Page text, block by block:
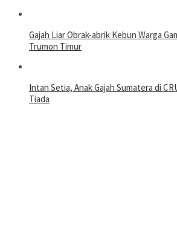
Gajah Liar Obrak-abrik Kebun Warga
Trumon Timur
Intan Setia, Anak Gajah Sumatera di
Tiada